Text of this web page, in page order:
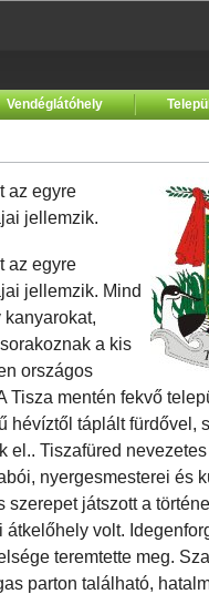
Vendéglátóhely
az egyre
jellemzik.
az egyre
jellemzik. Mind
a kis
országos
Tisza mentén fekvő
hévíztől táplált fürdővel,
el.. Tiszafüred
nyergesmesterei és
játszott a
volt.
teremtette meg.
parton található,